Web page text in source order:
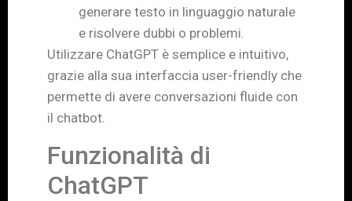
generare testo in linguaggio naturale
e risolvere dubbi o problemi.
Utilizzare ChatGPT è semplice e intuitivo,
grazie alla sua interfaccia user-friendly che
permette di avere conversazioni fluide con
il chatbot.
Funzionalità di
ChatGPT